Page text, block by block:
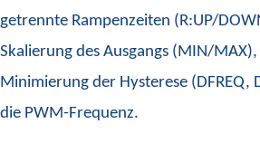
getrennte Rampenzeiten (R:UP/
Skalierung des Ausgangs (MIN/
Minimierung der Hysterese (DFREQ,
die PWM-Frequenz.